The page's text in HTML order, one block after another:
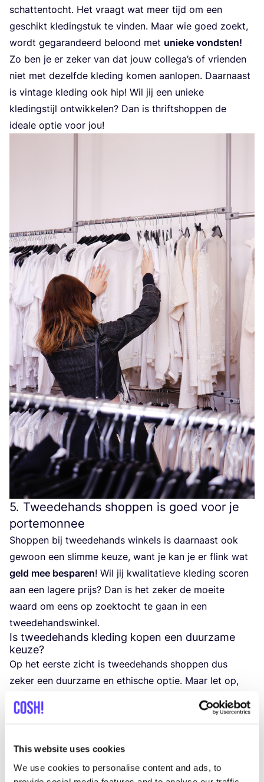
This website uses cookies
We use cookies to personalise content and ads, to
schat­ten­tocht. Het vraagt wat meer tijd om een
geschikt kle­ding­stuk te vin­den. Maar wie goed zoekt,
wordt gega­ran­deerd beloond met unie­ke vond­sten!
Zo ben je er zeker van dat jouw collega’s of vrien­den
niet met dezelf­de kle­ding komen aan­lo­pen. Daar­naast
is vin­ta­ge kle­ding ook hip! Wil jij een unie­ke
kle­ding­stijl ont­wik­ke­len? Dan is thrift­shop­pen de
ide­a­le optie voor jou!
5. Tweedehands shoppen is goed voor je
portemonnee
Shop­pen bij twee­de­hands win­kels is daar­naast ook
gewoon een slim­me keu­ze, want je kan je er flink wat
geld mee bespa­ren! Wil jij kwa­li­ta­tie­ve kle­ding sco­ren
aan een lage­re prijs? Dan is het zeker de moei­te
waard om eens op zoek­tocht te gaan in een
tweedehandswinkel.
Is tweedehands kleding kopen een duurzame
keuze?
Op het eer­ste zicht is twee­de­hands shop­pen dus
zeker een duur­za­me en ethi­sche optie. Maar let op,
sec­tor kampt even­wel met ver­schil­len­de
ethi­sche en eco­lo­gi­sche uit­da­gin­gen
. Aan­ge­zien de
markt­aan­deel inneemt, is het belang­rijk dat ze deze
uit­da­gin­gen daad­wer­ke­lijk opneemt. Benieuwd naar